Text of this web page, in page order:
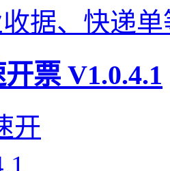
据、快递单
票 V1.0.4.1